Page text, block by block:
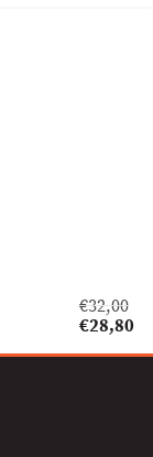
€32,00
Original
was:
€28,80
τρέχουσα